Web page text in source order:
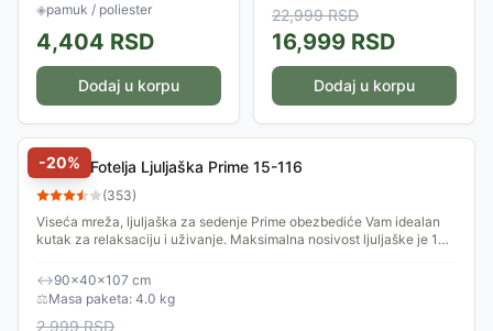
◈pamuk / poliester
4,404 RSD
Dodaj u korpu
22,999RSD
16,999 RSD
Dodaj u korpu
-20% Viseća Fotelja Ljuljaška Prime 15-116
(353)
Viseća mreža, ljuljaška za sedenje Prime obezbediće Vam idealan
kutak za relaksaciju i uživanje. Maksimalna nosivost ljuljaške je 100
↔90×40×107 cm
⚖Masa paketa: 4.0 kg
2,999RSD